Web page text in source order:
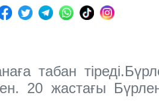
табан
20 жастағы